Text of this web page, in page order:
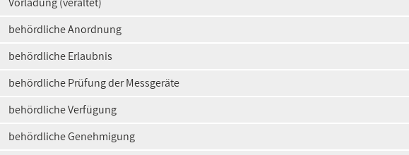
behördliche Anordnung
behördliche Erlaubnis
behördliche Prüfung der Messgeräte
behördliche Verfügung
behördliche Genehmigung